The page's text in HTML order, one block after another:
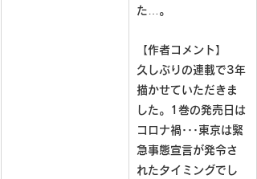
た…。
【作者コメント】
久しぶりの連載で3年
描かせていただきま
した。1巻の発売日は
コロナ禍･･･東京は緊
急事態宣言が発令さ
れたタイミングでし